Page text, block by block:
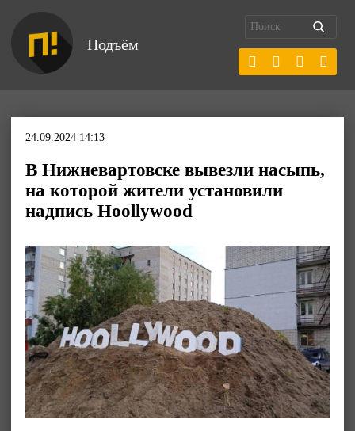
Подъём
24.09.2024 14:13
В Нижневартовске вывезли насыпь,
на которой жители установили
надпись Hoollywood